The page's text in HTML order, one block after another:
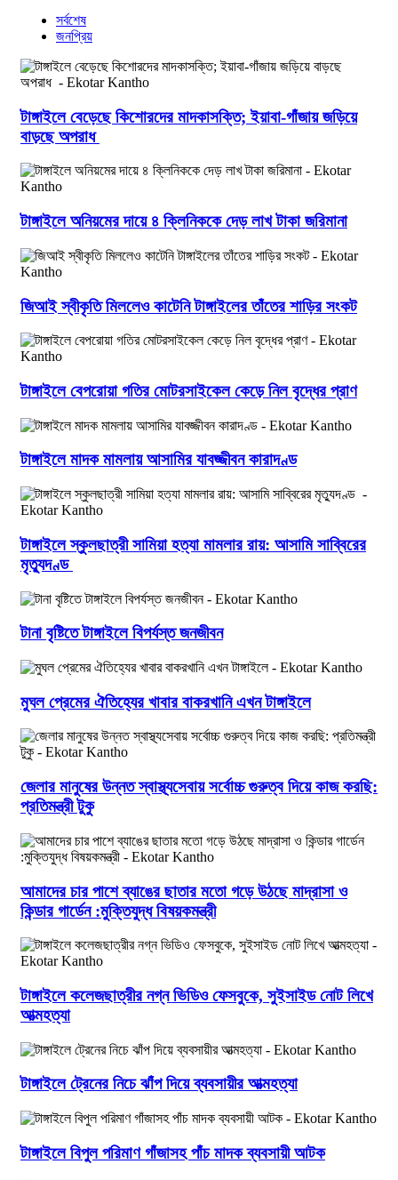
সর্বশেষ
জনপ্রিয়
টাঙ্গাইলে বেড়েছে কিশোরদের মাদকাসক্তি; ইয়াবা-গাঁজায় জড়িয়ে
বাড়ছে অপরাধ
টাঙ্গাইলে অনিয়মের দায়ে ৪ ক্লিনিককে দেড় লাখ টাকা জরিমানা
জিআই স্বীকৃতি মিললেও কাটেনি টাঙ্গাইলের তাঁতের শাড়ির সংকট
টাঙ্গাইলে বেপরোয়া গতির মোটরসাইকেল কেড়ে নিল বৃদ্ধের প্রাণ
টাঙ্গাইলে মাদক মামলায় আসামির যাবজ্জীবন কারাদণ্ড
টাঙ্গাইলে স্কুলছাত্রী সামিয়া হত্যা মামলার রায়: আসামি সাব্বিরের
মৃত্যুদণ্ড
টানা বৃষ্টিতে টাঙ্গাইলে বিপর্যস্ত জনজীবন
মুঘল প্রেমের ঐতিহ্যের খাবার বাকরখানি এখন টাঙ্গাইলে
জেলার মানুষের উন্নত স্বাস্থ্যসেবায় সর্বোচ্চ গুরুত্ব দিয়ে কাজ করছি:
প্রতিমন্ত্রী টুকু
আমাদের চার পাশে ব্যাঙের ছাতার মতো গড়ে উঠছে মাদ্রাসা ও
কিন্ডার গার্ডেন :মুক্তিযুদ্ধ বিষয়কমন্ত্রী
টাঙ্গাইলে কলেজছাত্রীর নগ্ন ভিডিও ফেসবুকে, সুইসাইড নোট লিখে
আত্মহত্যা
টাঙ্গাইলে ট্রেনের নিচে ঝাঁপ দিয়ে ব্যবসায়ীর আত্মহত্যা
টাঙ্গাইলে বিপুল পরিমাণ গাঁজাসহ পাঁচ মাদক ব্যবসায়ী আটক